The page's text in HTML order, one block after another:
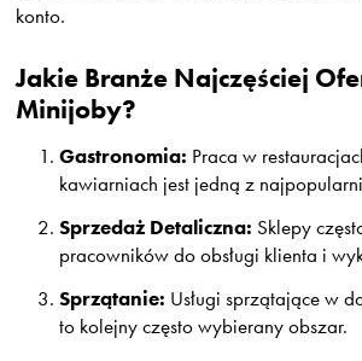
konto.
Jakie Branże Najczęściej
Minijoby?
Gastronomia: Praca w
kawiarniach jest jedną z
Sprzedaż Detaliczna: Sklepy
pracowników do obsługi klienta i
Sprzątanie: Usługi sprzątające w
to kolejny często wybierany obszar.